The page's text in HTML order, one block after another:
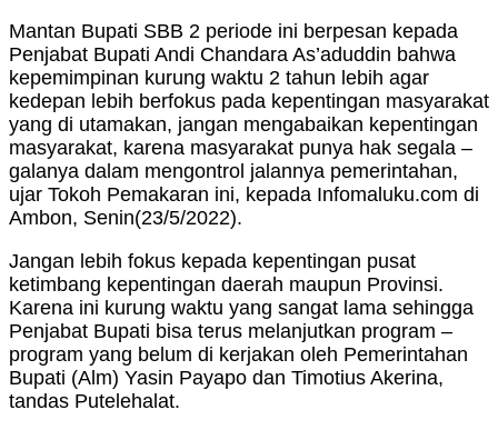
Mantan Bupati SBB 2 periode ini berpesan kepada
Penjabat Bupati Andi Chandara As’aduddin bahwa
kepemimpinan kurung waktu 2 tahun lebih agar
kedepan lebih berfokus pada kepentingan masyarakat
yang di utamakan, jangan mengabaikan kepentingan
masyarakat, karena masyarakat punya hak segala –
galanya dalam mengontrol jalannya pemerintahan,
ujar Tokoh Pemakaran ini, kepada Infomaluku.com di
Ambon, Senin(23/5/2022).
Jangan lebih fokus kepada kepentingan pusat
ketimbang kepentingan daerah maupun Provinsi.
Karena ini kurung waktu yang sangat lama sehingga
Penjabat Bupati bisa terus melanjutkan program –
program yang belum di kerjakan oleh Pemerintahan
Bupati (Alm) Yasin Payapo dan Timotius Akerina,
tandas Putelehalat.